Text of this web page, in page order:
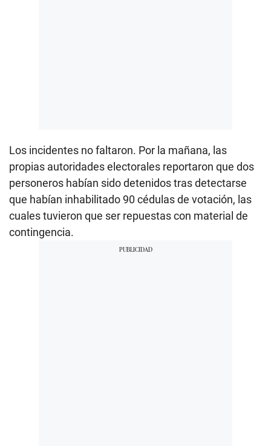
Los incidentes no faltaron. Por la mañana, las
propias autoridades electorales reportaron que dos
personeros habían sido detenidos tras detectarse
que habían inhabilitado 90 cédulas de votación, las
cuales tuvieron que ser repuestas con material de
contingencia.